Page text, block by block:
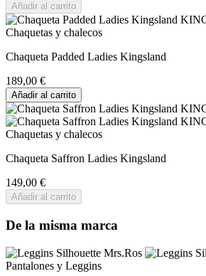
Añadir al carrito
Chaquetas y chalecos
Chaqueta Padded Ladies Kingsland
189,00 €
Añadir al carrito
Chaquetas y chalecos
Chaqueta Saffron Ladies Kingsland
149,00 €
Añadir al carrito
De la misma marca
Pantalones y Leggins